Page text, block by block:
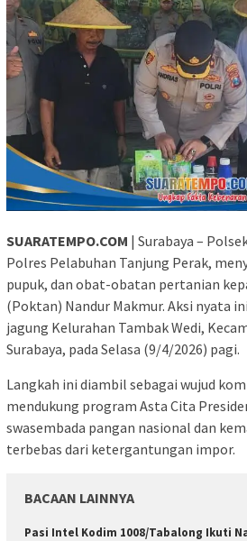
SUARATEMPO.COM | Surabaya –
Polres Pelabuhan Tanjung Perak,
pupuk, dan obat-obatan pertanian
(Poktan) Nandur Makmur. Aksi nyata
jagung Kelurahan Tambak Wedi,
Surabaya, pada Selasa (9/4/2026) pagi.
Langkah ini diambil sebagai wujud
mendukung program Asta Cita
swasembada pangan nasional dan
terbebas dari ketergantungan impor.
BACAAN LAINNYA
Pasi Intel Kodim 1008/Tabalong Ikuti